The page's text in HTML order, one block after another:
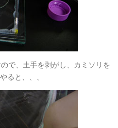
で、土手を剥がし、カミソリを
ると、、、